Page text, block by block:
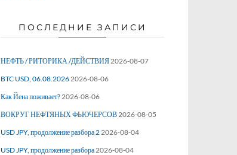
ПОСЛЕДНИЕ ЗАПИСИ
НЕФТЬ / РИТОРИКА /ДЕЙСТВИЯ2026-08-07
BTC USD, 06.08.20262026-08-06
Как Йена поживает?2026-08-06
ВОКРУГ НЕФТЯНЫХ ФЬЮЧЕРСОВ2026-08-05
USD JPY, продолжение разбора 22026-08-04
USD JPY, продолжение разбора2026-08-04